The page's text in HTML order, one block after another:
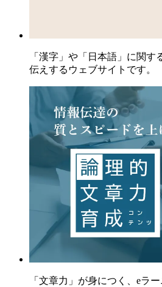
「漢字」や「日本語」に関
伝えするウェブサイトです。
「文章力」が身につく、eラ